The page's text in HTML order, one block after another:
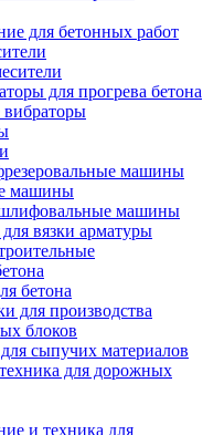
для бетонных работ
для прогрева бетона
машины
машины
машины
вязки арматуры
бетона
для производства
блоков
сыпучих материалов
для дорожных
и техника для